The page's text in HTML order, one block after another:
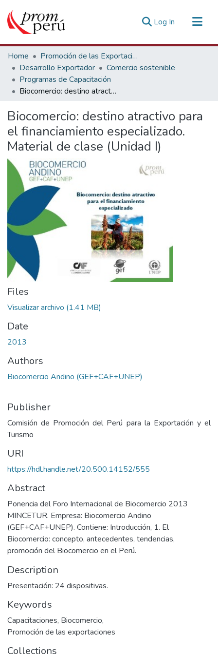
Log In (current)
Communities & Collections
All of DSpace
Statistics
Estadísticas Externas
Home
Promoción de las Exportaciones
Desarrollo Exportador
Comercio sostenible
Programas de Capacitación
Biocomercio: destino atractivo para el financiamiento especializado. Material de clase (Unidad I)
Biocomercio: destino atractivo para
el financiamiento especializado.
Material de clase (Unidad I)
Files
Visualizar archivo (1.41 MB)
Date
2013
Authors
Biocomercio Andino (GEF+CAF+UNEP)
Publisher
Comisión de Promoción del Perú para la Exportación y el
Turismo
URI
https://hdl.handle.net/20.500.14152/555
Abstract
Ponencia del Foro Internacional de Biocomercio 2013
MINCETUR. Empresa: Biocomercio Andino
(GEF+CAF+UNEP). Contiene: Introducción, 1. El
Biocomercio: concepto, antecedentes, tendencias,
promoción del Biocomercio en el Perú.
Description
Presentación: 24 dispositivas.
Keywords
Capacitaciones, Biocomercio,
Promoción de las exportaciones
Collections